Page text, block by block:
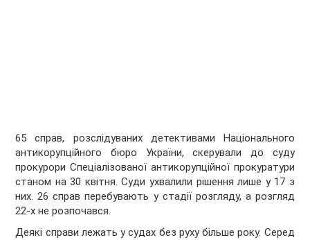
65 справ, розслідуваних детективами Національного
антикорупційного бюро України, скерували до суду
прокурори Спеціалізованої антикорупційної прокуратури
станом на 30 квітня. Суди ухвалили рішення лише у 17 з
них. 26 справ перебувають у стадії розгляду, а розгляд
22-х не розпочався.
Деякі справи лежать у судах без руху більше року. Серед